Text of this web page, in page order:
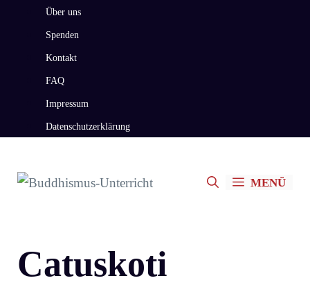
Über uns
Spenden
Kontakt
FAQ
Impressum
Datenschutzerklärung
MENÜ
Catuskoti